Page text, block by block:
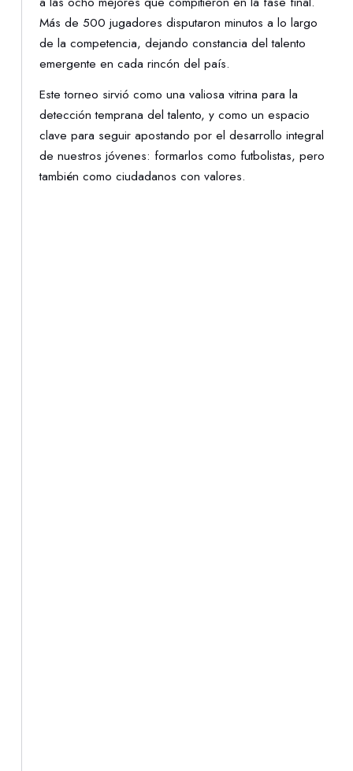
Más de 500 jugadores disputaron minutos a lo largo
de la competencia, dejando constancia del talento
emergente en cada rincón del país.
Este torneo sirvió como una valiosa vitrina para la
detección temprana del talento, y como un espacio
clave para seguir apostando por el desarrollo integral
de nuestros jóvenes: formarlos como futbolistas, pero
también como ciudadanos con valores.